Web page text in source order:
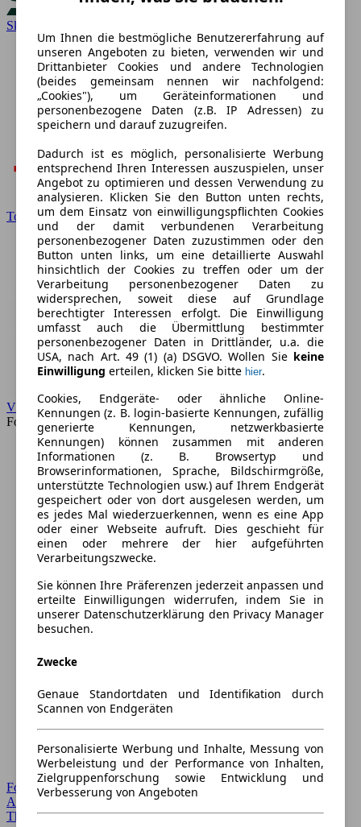
Skoda
Toyota
VW
Forum
Forum Startseite
Alle Auto-Foren
Themen-Forum
Um Ihnen die bestmögliche Benutzererfahrung auf
unseren Angeboten zu bieten, verwenden wir und
Drittanbieter Cookies und andere Technologien
(beides gemeinsam nennen wir nachfolgend:
„Cookies"), um Geräteinformationen und
personenbezogene Daten (z.B. IP Adressen) zu
speichern und darauf zuzugreifen.
Dadurch ist es möglich, personalisierte Werbung
entsprechend Ihren Interessen auszuspielen, unser
Angebot zu optimieren und dessen Verwendung zu
analysieren. Klicken Sie den Button unten rechts,
um dem Einsatz von einwilligungspflichten Cookies
und der damit verbundenen Verarbeitung
personenbezogener Daten zuzustimmen oder den
Button unten links, um eine detaillierte Auswahl
hinsichtlich der Cookies zu treffen oder um der
Verarbeitung personenbezogener Daten zu
widersprechen, soweit diese auf Grundlage
berechtigter Interessen erfolgt. Die Einwilligung
umfasst auch die Übermittlung bestimmter
personenbezogener Daten in Drittländer, u.a. die
USA, nach Art. 49 (1) (a) DSGVO. Wollen Sie keine
Einwilligung erteilen, klicken Sie bitte hier.
Cookies, Endgeräte- oder ähnliche Online-
Kennungen (z. B. login-basierte Kennungen, zufällig
generierte Kennungen, netzwerkbasierte
Kennungen) können zusammen mit anderen
Informationen (z. B. Browsertyp und
Browserinformationen, Sprache, Bildschirmgröße,
unterstützte Technologien usw.) auf Ihrem Endgerät
gespeichert oder von dort ausgelesen werden, um
es jedes Mal wiederzuerkennen, wenn es eine App
oder einer Webseite aufruft. Dies geschieht für
einen oder mehrere der hier aufgeführten
Verarbeitungszwecke.
Sie können Ihre Präferenzen jederzeit anpassen und
erteilte Einwilligungen widerrufen, indem Sie in
unserer Datenschutzerklärung den Privacy Manager
besuchen.
Zwecke
Genaue Standortdaten und Identifikation durch
Scannen von Endgeräten
Personalisierte Werbung und Inhalte, Messung von
Werbeleistung und der Performance von Inhalten,
Zielgruppenforschung sowie Entwicklung und
Verbesserung von Angeboten